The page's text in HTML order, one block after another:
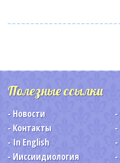
Полезные ссылки
Новости
Контакты
In English
Ииссиидиология